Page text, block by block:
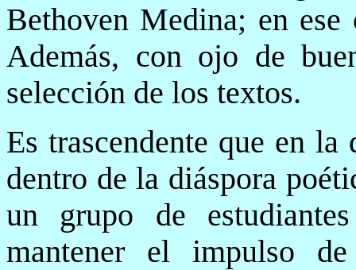
Bethoven Medina; en ese
Además, con ojo de
selección de los textos.
Es trascendente que en la
dentro de la diáspora
un grupo de
mantener el impulso